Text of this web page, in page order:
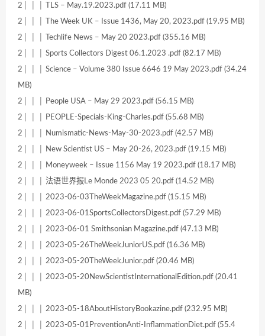
2│ │ │ TLS – May.19.2023.pdf (17.11 MB)
2│ │ │ The Week UK – Issue 1436, May 20, 2023.pdf (19.95 MB)
2│ │ │ Techlife News – May 20 2023.pdf (355.16 MB)
2│ │ │ Sports Collectors Digest 06.1.2023 .pdf (82.17 MB)
2│ │ │ Science – Volume 380 Issue 6646 19 May 2023.pdf (34.24
MB)
2│ │ │ People USA – May 29 2023.pdf (56.15 MB)
2│ │ │ PEOPLE-Specials-King-Charles.pdf (55.68 MB)
2│ │ │ Numismatic-News-May-30-2023.pdf (42.57 MB)
2│ │ │ New Scientist US – May 20-26, 2023.pdf (19.15 MB)
2│ │ │ Moneyweek – Issue 1156 May 19 2023.pdf (18.17 MB)
2│ │ │ 法语世界报Le Monde 2023 05 20.pdf (14.52 MB)
2│ │ │ 2023-06-03TheWeekMagazine.pdf (15.15 MB)
2│ │ │ 2023-06-01SportsCollectorsDigest.pdf (57.29 MB)
2│ │ │ 2023-06-01 Smithsonian Magazine.pdf (47.13 MB)
2│ │ │ 2023-05-26TheWeekJuniorUS.pdf (16.36 MB)
2│ │ │ 2023-05-20TheWeekJunior.pdf (20.46 MB)
2│ │ │ 2023-05-20NewScientistInternationalEdition.pdf (20.41
MB)
2│ │ │ 2023-05-18AboutHistoryBookazine.pdf (232.95 MB)
2│ │ │ 2023-05-01PreventionAnti-InflammationDiet.pdf (55.4